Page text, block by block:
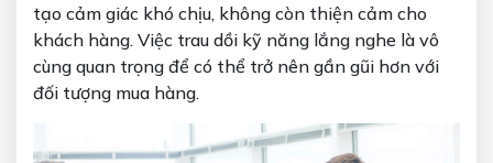
tạo cảm giác khó chịu, không còn thiện cảm cho
khách hàng. Việc trau dồi kỹ năng lắng nghe là vô
cùng quan trọng để có thể trở nên gần gũi hơn với
đối tượng mua hàng.